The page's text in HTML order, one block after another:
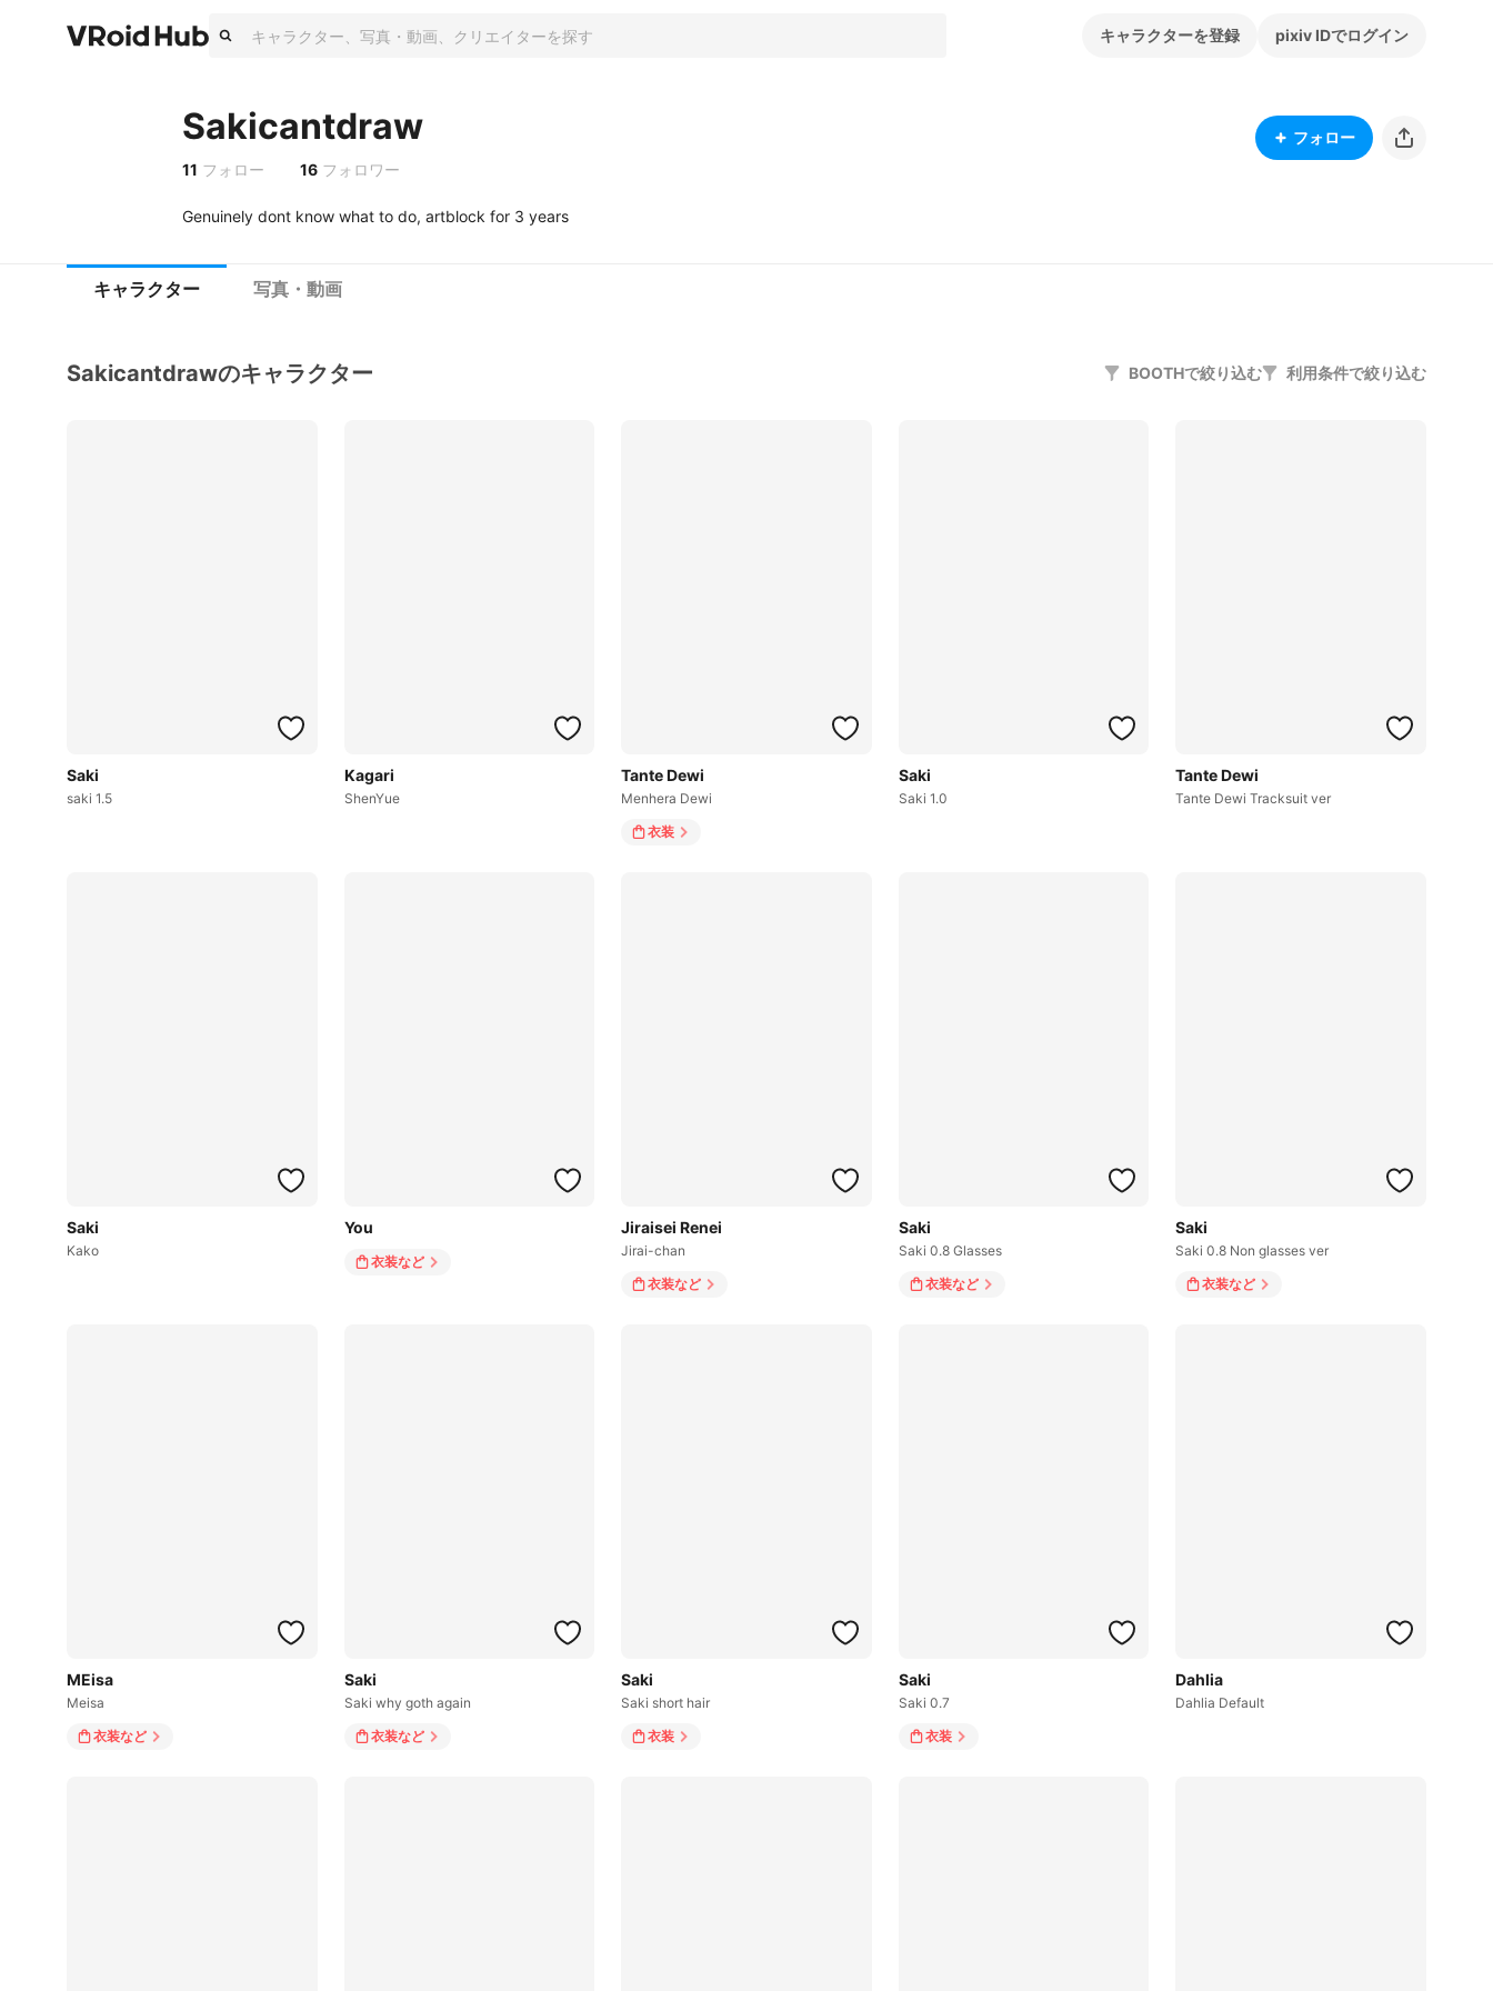
キャラクターを登録 pixiv IDでログイン
Sakicantdraw
11 フォロー 16 フォロワー
フォロー
Genuinely dont know what to do, artblock for 3 years
キャラクター 写真・動画
Sakicantdrawのキャラクター BOOTHで絞り込む 利用条件で絞り込む
Saki
saki 1.5
Kagari
ShenYue
Tante Dewi
Menhera Dewi
衣装
Saki
Saki 1.0
Tante Dewi
Tante Dewi Tracksuit ver
Saki
Kako
You
衣装など
Jiraisei Renei
Jirai-chan
衣装など
Saki
Saki 0.8 Glasses
衣装など
Saki
Saki 0.8 Non glasses ver
衣装など
MEisa
Meisa
衣装など
Saki
Saki why goth again
衣装など
Saki
Saki short hair
衣装
Saki
Saki 0.7
衣装
Dahlia
Dahlia Default